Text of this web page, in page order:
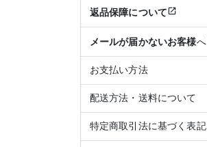
返品保障について
メールが届かないお客様へ
お支払い方法
配送方法・送料について
特定商取引法に基づく表記